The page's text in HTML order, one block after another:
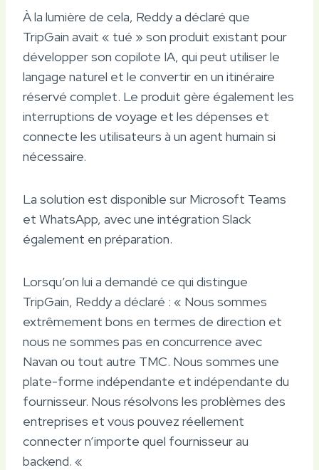
À la lumière de cela, Reddy a déclaré que
TripGain avait « tué » son produit existant pour
développer son copilote IA, qui peut utiliser le
langage naturel et le convertir en un itinéraire
réservé complet. Le produit gère également les
interruptions de voyage et les dépenses et
connecte les utilisateurs à un agent humain si
nécessaire.
La solution est disponible sur Microsoft Teams
et WhatsApp, avec une intégration Slack
également en préparation.
Lorsqu’on lui a demandé ce qui distingue
TripGain, Reddy a déclaré : « Nous sommes
extrêmement bons en termes de direction et
nous ne sommes pas en concurrence avec
Navan ou tout autre TMC. Nous sommes une
plate-forme indépendante et indépendante du
fournisseur. Nous résolvons les problèmes des
entreprises et vous pouvez réellement
connecter n’importe quel fournisseur au
backend. «